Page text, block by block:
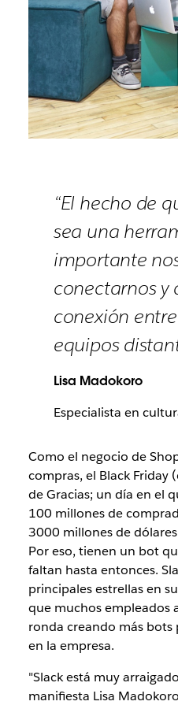
“El hecho de
sea una
importante
conectarnos y
conexión
equipos
Lisa Madokoro
Especialista en
Como el negocio de
compras, el Black Friday
de Gracias; un día en el
100 millones de
3000 millones de
Por eso, tienen un bot
faltan hasta entonces.
principales estrellas en
que muchos empleados
ronda creando más
en la empresa.
"Slack está muy
manifiesta Lisa